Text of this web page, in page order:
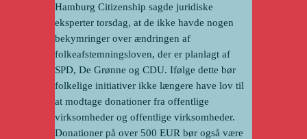
Hamburg Citizenship sagde juridiske
eksperter torsdag, at de ikke havde nogen
bekymringer over ændringen af
folkeafstemningsloven, der er planlagt af
SPD, De Grønne og CDU. Ifølge dette bør
folkelige initiativer ikke længere have lov til
at modtage donationer fra offentlige
virksomheder og offentlige virksomheder.
Donationer på over 500 EUR bør også være